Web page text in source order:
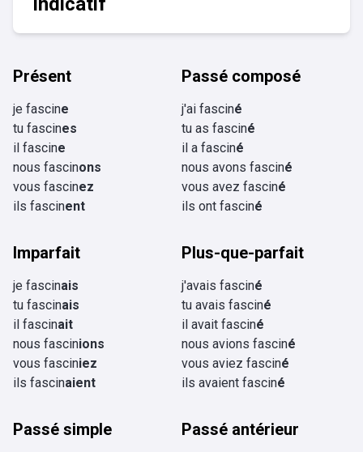
Présent
je fascine
tu fascines
il fascine
nous fascinons
vous fascinez
ils fascinent
Passé composé
j'ai fasciné
tu as fasciné
il a fasciné
nous avons fasciné
vous avez fasciné
ils ont fasciné
Imparfait
je fascinais
tu fascinais
il fascinait
nous fascinions
vous fasciniez
ils fascinaient
Plus-que-parfait
j'avais fasciné
tu avais fasciné
il avait fasciné
nous avions fasciné
vous aviez fasciné
ils avaient fasciné
Passé simple Passé antérieur